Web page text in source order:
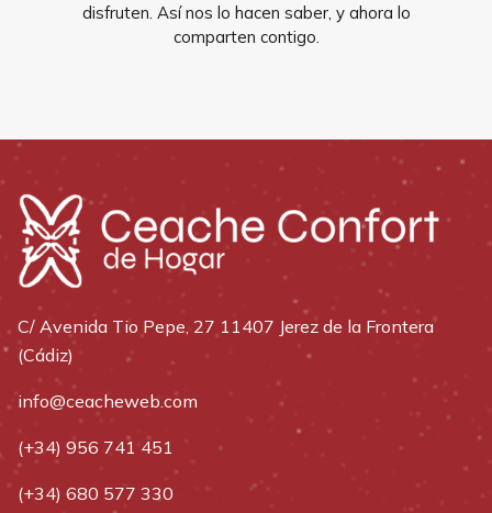
disfruten. Así nos lo hacen saber, y ahora lo
comparten contigo.
C/ Avenida Tio Pepe, 27 11407 Jerez de la Frontera
(Cádiz)
info@ceacheweb.com
(+34) 956 741 451
(+34) 680 577 330